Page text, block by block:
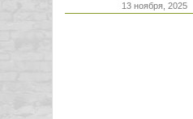
13 ноября, 2025